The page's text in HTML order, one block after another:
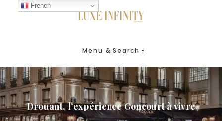
Menu & Search
Drouant, l’expérience Goncourt à vivre
French